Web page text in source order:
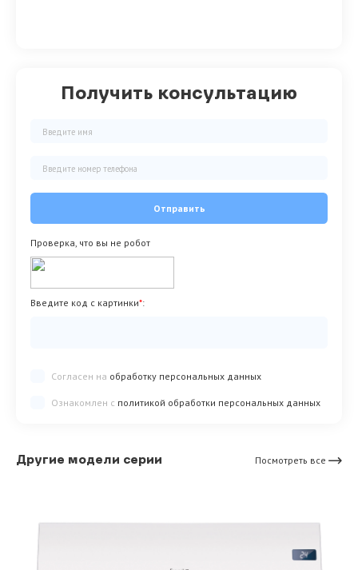
Получить консультацию
Отправить
Проверка, что вы не робот
Введите код с картинки*:
Согласен на обработку персональных данных
Ознакомлен с политикой обработки персональных данных
Другие модели серии Посмотреть все